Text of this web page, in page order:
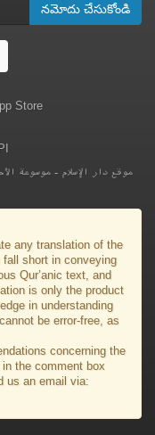
నమోదు చేసుకోండి
موقع دار الإسلام - موسوعة
any translation of the
fall short in conveying
Qur’anic text, and
is only the product
in understanding
be error-free, as
concerning the
the comment box
us an email via: